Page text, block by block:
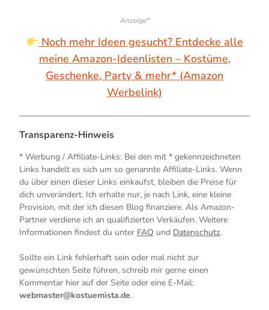
Anzeige*
Noch mehr Ideen gesucht? Entdecke alle
meine Amazon-Ideenlisten – Kostüme,
Geschenke, Party & mehr* (Amazon
Werbelink)
Transparenz-Hinweis
* Werbung / Affiliate-Links: Bei den mit * gekennzeichneten
Links handelt es sich um so genannte Affiliate-Links. Wenn
du über einen dieser Links einkaufst, bleiben die Preise für
dich unverändert. Ich erhalte nur, je nach Link, eine kleine
Provision, mit der ich diesen Blog finanziere. Als Amazon-
Partner verdiene ich an qualifizierten Verkäufen. Weitere
Informationen findest du unter FAQ und Datenschutz.
Sollte ein Link fehlerhaft sein oder mal nicht zur
gewünschten Seite führen, schreib mir gerne einen
Kommentar hier auf der Seite oder eine E-Mail:
webmaster@kostuemista.de.